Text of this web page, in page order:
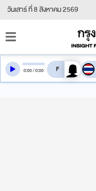
วันเสาร์ ที่ 8 สิงหาคม 2569
0:00/0:00 สลับเสียงอ่าน